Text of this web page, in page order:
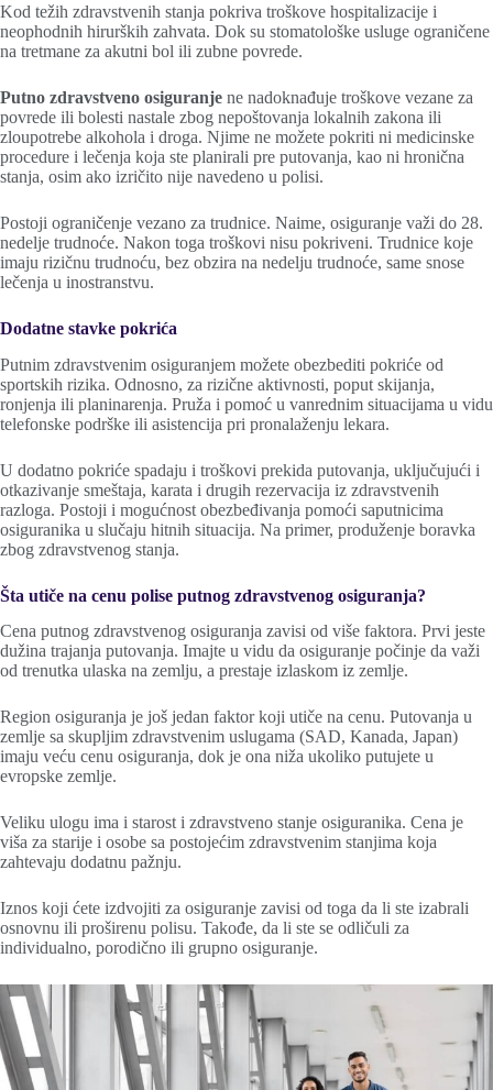
Kod težih zdravstvenih stanja pokriva troškove hospitalizacije i
neophodnih hirurških zahvata. Dok su stomatološke usluge ograničene
na tretmane za akutni bol ili zubne povrede.
Putno zdravstveno osiguranje ne nadoknađuje troškove vezane za
povrede ili bolesti nastale zbog nepoštovanja lokalnih zakona ili
zloupotrebe alkohola i droga. Njime ne možete pokriti ni medicinske
procedure i lečenja koja ste planirali pre putovanja, kao ni hronična
stanja, osim ako izričito nije navedeno u polisi.
Postoji ograničenje vezano za trudnice. Naime, osiguranje važi do 28.
nedelje trudnoće. Nakon toga troškovi nisu pokriveni. Trudnice koje
imaju rizičnu trudnoću, bez obzira na nedelju trudnoće, same snose
lečenja u inostranstvu.
Dodatne stavke pokrića
Putnim zdravstvenim osiguranjem možete obezbediti pokriće od
sportskih rizika. Odnosno, za rizične aktivnosti, poput skijanja,
ronjenja ili planinarenja. Pruža i pomoć u vanrednim situacijama u vidu
telefonske podrške ili asistencija pri pronalaženju lekara.
U dodatno pokriće spadaju i troškovi prekida putovanja, uključujući i
otkazivanje smeštaja, karata i drugih rezervacija iz zdravstvenih
razloga. Postoji i mogućnost obezbeđivanja pomoći saputnicima
osiguranika u slučaju hitnih situacija. Na primer, produženje boravka
zbog zdravstvenog stanja.
Šta utiče na cenu polise putnog zdravstvenog osiguranja?
Cena putnog zdravstvenog osiguranja zavisi od više faktora. Prvi jeste
dužina trajanja putovanja. Imajte u vidu da osiguranje počinje da važi
od trenutka ulaska na zemlju, a prestaje izlaskom iz zemlje.
Region osiguranja je još jedan faktor koji utiče na cenu. Putovanja u
zemlje sa skupljim zdravstvenim uslugama (SAD, Kanada, Japan)
imaju veću cenu osiguranja, dok je ona niža ukoliko putujete u
evropske zemlje.
Veliku ulogu ima i starost i zdravstveno stanje osiguranika. Cena je
viša za starije i osobe sa postojećim zdravstvenim stanjima koja
zahtevaju dodatnu pažnju.
Iznos koji ćete izdvojiti za osiguranje zavisi od toga da li ste izabrali
osnovnu ili proširenu polisu. Takođe, da li ste se odličuli za
individualno, porodično ili grupno osiguranje.